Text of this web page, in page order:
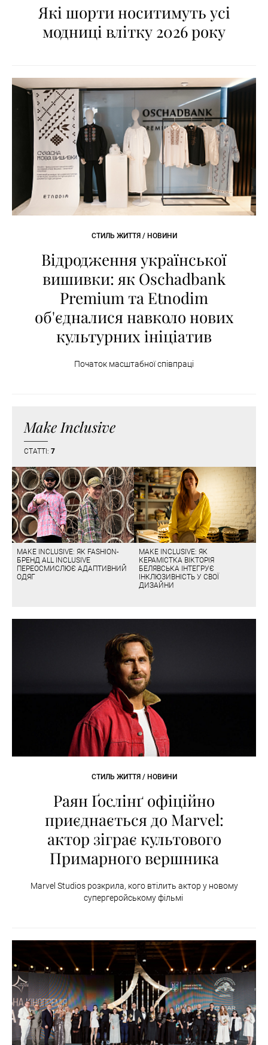
Які шорти носитимуть усі
модниці влітку 2026 року
СТИЛЬ ЖИТТЯ / НОВИНИ
Відродження української
вишивки: як Oschadbank
Premium та Etnodim
об'єдналися навколо нових
культурних ініціатив
Початок масштабної співпраці
Make Inclusive
СТАТТІ: 7
MAKE INCLUSIVE: ЯК FASHION-
БРЕНД ALL INCLUSIVE
ПЕРЕОСМИСЛЮЄ АДАПТИВНИЙ
ОДЯГ
MAKE INCLUSIVE: ЯК
КЕРАМІСТКА ВІКТОРІЯ
БЕЛЯВСЬКА ІНТЕГРУЄ
ІНКЛЮЗИВНІСТЬ У СВОЇ
ДИЗАЙНИ
СТИЛЬ ЖИТТЯ / НОВИНИ
Раян Ґослінґ офіційно
приєднається до Marvel:
актор зіграє культового
Примарного вершника
Marvel Studios розкрила, кого втілить актор у новому
супергеройському фільмі